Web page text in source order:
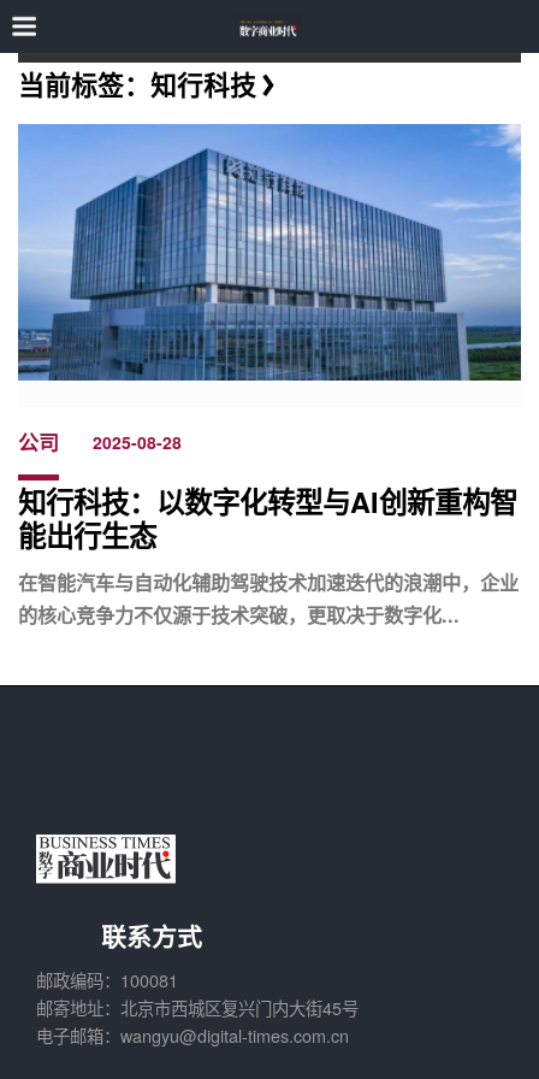
当前标签：知行科技
公司 2025-08-28
知行科技：以数字化转型与AI创新重构智
能出行生态
在智能汽车与自动化辅助驾驶技术加速迭代的浪潮中，企业
的核心竞争力不仅源于技术突破，更取决于数字化...
联系方式
邮政编码：100081
邮寄地址：北京市西城区复兴门内大街45号
电子邮箱：wangyu@digital-times.com.cn